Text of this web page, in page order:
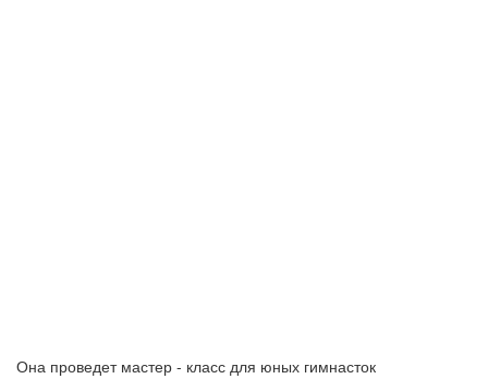
Она проведет мастер - класс для юных гимнасток